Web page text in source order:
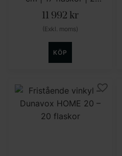
11 992 kr
(Exkl. moms)
KÖP